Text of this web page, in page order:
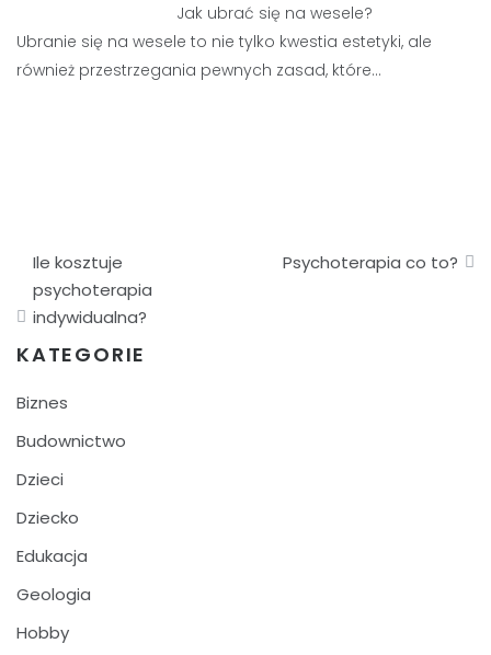
Jak ubrać się na wesele?
Ubranie się na wesele to nie tylko kwestia estetyki, ale
również przestrzegania pewnych zasad, które…
Nawigacja
wpisu
Ile kosztuje
psychoterapia
indywidualna?
Psychoterapia co to?
KATEGORIE
Biznes
Budownictwo
Dzieci
Dziecko
Edukacja
Geologia
Hobby